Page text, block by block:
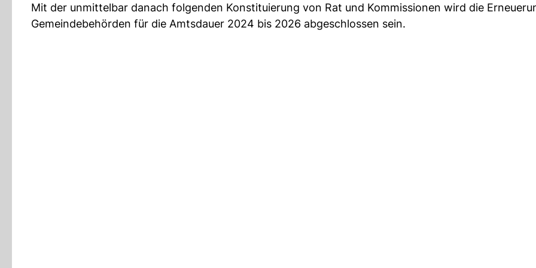
Mit der unmittelbar danach folgenden Konstituierung von Rat und Kommissionen wird die
Gemeindebehörden für die Amtsdauer 2024 bis 2026 abgeschlossen sein.